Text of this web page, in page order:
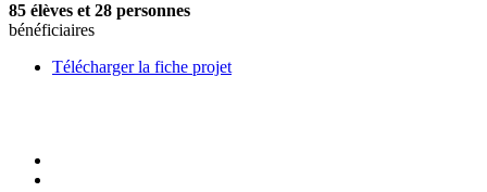
85 élèves et 28 personnes
bénéficiaires
Télécharger la fiche projet